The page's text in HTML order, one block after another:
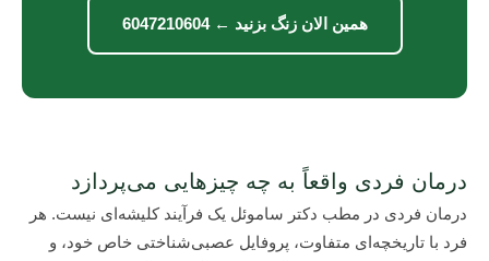
همین الان زنگ بزنید ← 6047210604
درمان فردی واقعاً به چه چیزهایی می‌پردازد
درمان فردی در مطب دکتر ساموئل یک فرآیند کلیشه‌ای نیست. هر
فرد با تاریخچه‌ای متفاوت، پروفایل عصبی‌شناختی خاص خود، و